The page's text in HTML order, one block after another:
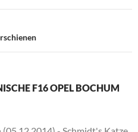
F16 OPEL BOCHUM